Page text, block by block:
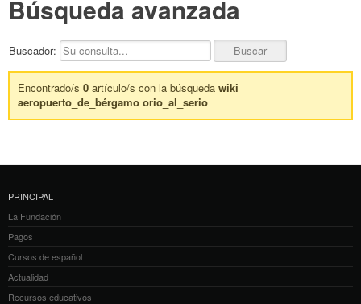
Búsqueda avanzada
Buscador:
Encontrado/s0 artículo/s con la búsquedawiki
aeropuerto_de_bérgamo orio_al_serio
PRINCIPAL
La Fundación
Pagos
Cursos de español
Actualidad
Recursos educativos